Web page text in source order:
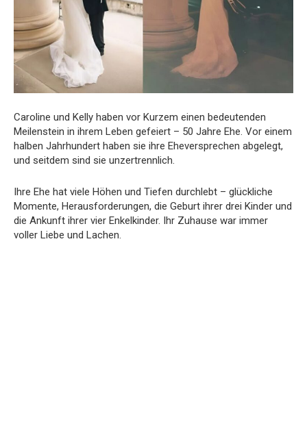
Caroline und Kelly haben vor Kurzem einen bedeutenden
Meilenstein in ihrem Leben gefeiert – 50 Jahre Ehe. Vor einem
halben Jahrhundert haben sie ihre Eheversprechen abgelegt,
und seitdem sind sie unzertrennlich.
Ihre Ehe hat viele Höhen und Tiefen durchlebt – glückliche
Momente, Herausforderungen, die Geburt ihrer drei Kinder und
die Ankunft ihrer vier Enkelkinder. Ihr Zuhause war immer
voller Liebe und Lachen.